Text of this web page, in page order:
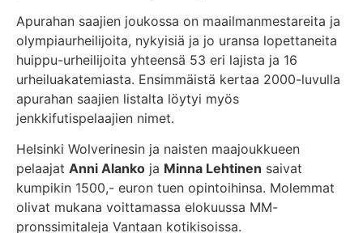
Apurahan saajien joukossa on maailmanmestareita ja
olympiaurheilijoita, nykyisiä ja jo uransa lopettaneita
huippu-urheilijoita yhteensä 53 eri lajista ja 16
urheiluakatemiasta. Ensimmäistä kertaa 2000-luvulla
apurahan saajien listalta löytyi myös
jenkkifutispelaajien nimet.
Helsinki Wolverinesin ja naisten maajoukkueen
pelaajat Anni Alanko ja Minna Lehtinen saivat
kumpikin 1500,- euron tuen opintoihinsa. Molemmat
olivat mukana voittamassa elokuussa MM-
pronssimitaleja Vantaan kotikisoissa.